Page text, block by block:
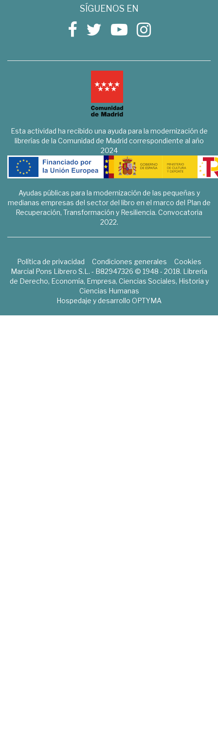
SÍGUENOS EN
Esta actividad ha recibido una ayuda para la modernización de
librerías de la Comunidad de Madrid correspondiente al año
2024
Ayudas públicas para la modernización de las pequeñas y
medianas empresas del sector del libro en el marco del Plan de
Recuperación, Transformación y Resiliencia. Convocatoria
2022.
Política de privacidad Condiciones generales
Cookies
Marcial Pons Librero S.L. - B82947326 © 1948 - 2018. Librería
de Derecho, Economía, Empresa, Ciencias Sociales, Historia y
Ciencias Humanas
Hospedaje y desarrollo OPTYMA